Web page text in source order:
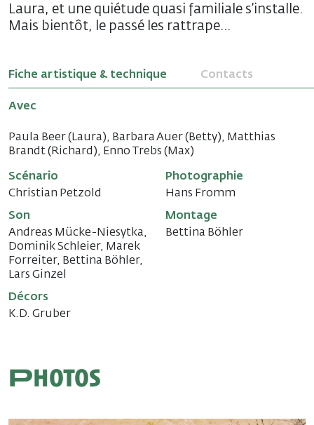
Laura, et une quiétude quasi familiale s’installe.
Mais bientôt, le passé les rattrape…
Fiche artistique & technique Contacts
Avec
Paula Beer (Laura), Barbara Auer (Betty), Matthias
Brandt (Richard), Enno Trebs (Max)
Scénario
Christian Petzold
Son
Andreas Mücke-Niesytka,
Dominik Schleier, Marek
Forreiter, Bettina Böhler,
Lars Ginzel
Décors
K.D. Gruber
Photographie
Hans Fromm
Montage
Bettina Böhler
Photos